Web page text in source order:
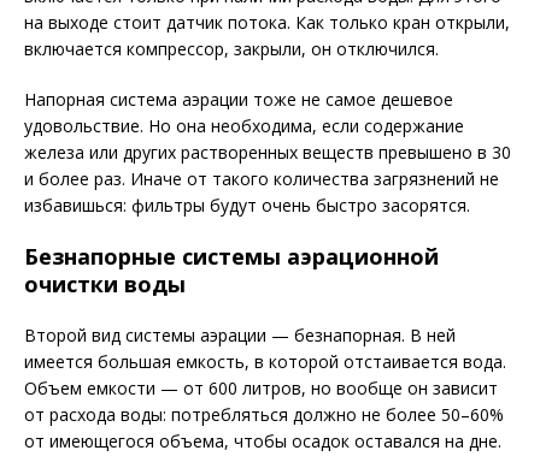
на выходе стоит датчик потока. Как только кран открыли,
включается компрессор, закрыли, он отключился.
Напорная система аэрации тоже не самое дешевое
удовольствие. Но она необходима, если содержание
железа или других растворенных веществ превышено в 30
и более раз. Иначе от такого количества загрязнений не
избавишься: фильтры будут очень быстро засорятся.
Безнапорные системы аэрационной
очистки воды
Второй вид системы аэрации — безнапорная. В ней
имеется большая емкость, в которой отстаивается вода.
Объем емкости — от 600 литров, но вообще он зависит
от расхода воды: потребляться должно не более 50–60%
от имеющегося объема, чтобы осадок оставался на дне.